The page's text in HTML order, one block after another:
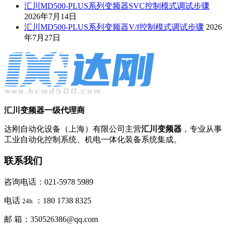
汇川MD500-PLUS系列变频器SVC控制模式调试步骤
2026年7月14日
汇川MD500-PLUS系列变频器V/f控制模式调试步骤 2026
年7月27日
汇川变频器一级代理商
达刚自动化设备（上海）有限公司主营汇川变频器 ，专业从事
工业自动化控制系统、机电一体化装备系统集成。
联系我们
咨询电话：021-5978 5989
电话 24h ：180 1738 8325
邮 箱：350526386@qq.com